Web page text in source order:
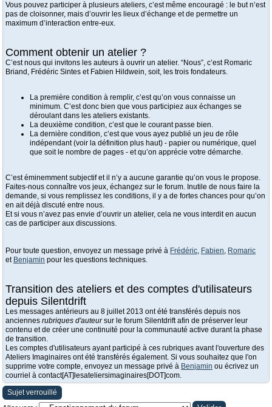
Vous pouvez participer à plusieurs ateliers, c’est même encouragé : le but n’est
pas de cloisonner, mais d’ouvrir les lieux d’échange et de permettre un
maximum d’interaction entre-eux.
Comment obtenir un atelier ?
C’est nous qui invitons les auteurs à ouvrir un atelier. “Nous”, c’est Romaric
Briand, Frédéric Sintes et Fabien Hildwein, soit, les trois fondateurs.
La première condition à remplir, c’est qu’on vous connaisse un
minimum. C’est donc bien que vous participiez aux échanges se
déroulant dans les ateliers existants.
La deuxième condition, c’est que le courant passe bien.
La dernière condition, c’est que vous ayez publié un jeu de rôle
indépendant (voir la définition plus haut) - papier ou numérique, quel
que soit le nombre de pages - et qu’on apprécie votre démarche.
C’est éminemment subjectif et il n’y a aucune garantie qu’on vous le propose.
Faites-nous connaître vos jeux, échangez sur le forum. Inutile de nous faire la
demande, si vous remplissez les conditions, il y a de fortes chances pour qu’on
en ait déjà discuté entre nous.
Et si vous n’avez pas envie d’ouvrir un atelier, cela ne vous interdit en aucun
cas de participer aux discussions.
Pour toute question, envoyez un message privé à Frédéric, Fabien, Romaric
et Benjamin pour les questions techniques.
Transition des ateliers et des comptes d'utilisateurs
depuis Silentdrift
Les messages antérieurs au 8 juillet 2013 ont été transférés depuis nos
anciennes rubriques d'auteursur le forum Silentdrift afin de préserver leur
contenu et de créer une continuité pour la communauté active durant la phase
de transition.
Les comptes d'utilisateurs ayant participé à ces rubriques avant l'ouverture des
Ateliers Imaginaires ont été transférés également. Si vous souhaitez que l'on
supprime votre compte, envoyez un message privé à Benjamin ou écrivez un
courriel à contact[AT]lesateliersimaginaires[DOT]com.
Sujet verrouillé